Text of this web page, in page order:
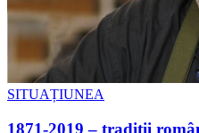
SITUAȚIUNEA
1871-2019 – tradiții